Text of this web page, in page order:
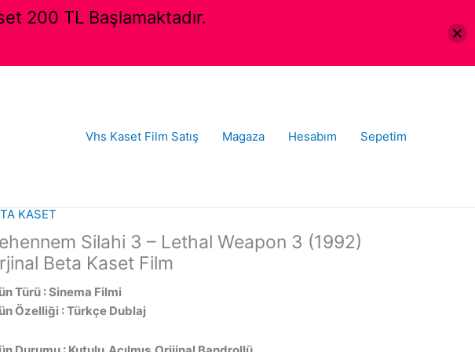
Vhs Kaset Film Satış Magaza Hesabım Sepetim
KASET
Silahi 3 – Lethal Weapon 3 (1992)
Beta Kaset Film
Türü : Sinema Filmi
Özelliği : Türkçe Dublaj
200 TL Başlamaktadır.